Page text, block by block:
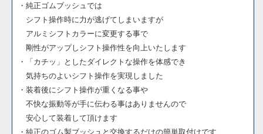
・純正ゴムブッシュでは
シフト操作時に力が逃げてしまいますが
アルミシフトカラーに変更する事で
剛性がアップしシフト操作性を向上いたします
・「カチッ」としたダイレクトな操作を体感でき
気持ちのよいシフト操作を実現しました
・装着後にシフト操作が重くなる事や
不快な振動等が手に伝わる事はありませんので
安心して装着して頂けます
・純正のゴム製ブッシュと交換するだけの簡単取付けです